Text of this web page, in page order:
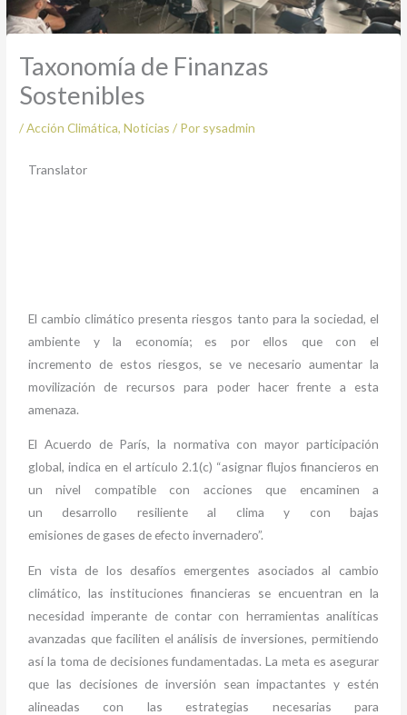
Taxonomía de Finanzas
Sostenibles
/Acción Climática,Noticias / Por sysadmin
Translator
El cambio climático presenta riesgos tanto para la sociedad, el
ambiente y la economía; es por ellos que con el
incremento de estos riesgos, se ve necesario aumentar la
movilización de recursos para poder hacer frente a esta
amenaza.
El Acuerdo de París, la normativa con mayor participación
global, indica en el artículo 2.1(c) “asignar flujos financieros en
un nivel compatible con acciones que encaminen a
un desarrollo resiliente al clima y con bajas
emisiones de gases de efecto invernadero”.
En vista de los desafíos emergentes asociados al cambio
climático, las instituciones financieras se encuentran en la
necesidad imperante de contar con herramientas analíticas
avanzadas que faciliten el análisis de inversiones, permitiendo
así la toma de decisiones fundamentadas. La meta es asegurar
que las decisiones de inversión sean impactantes y estén
alineadas con las estrategias necesarias para